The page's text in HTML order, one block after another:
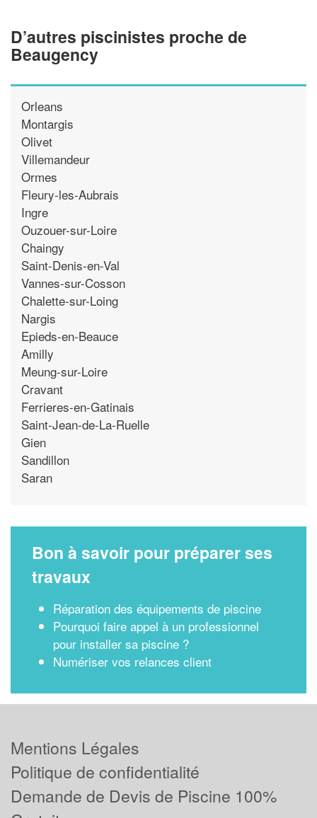
D’autres piscinistes proche de
Beaugency
Orleans
Montargis
Olivet
Villemandeur
Ormes
Fleury-les-Aubrais
Ingre
Ouzouer-sur-Loire
Chaingy
Saint-Denis-en-Val
Vannes-sur-Cosson
Chalette-sur-Loing
Nargis
Epieds-en-Beauce
Amilly
Meung-sur-Loire
Cravant
Ferrieres-en-Gatinais
Saint-Jean-de-La-Ruelle
Gien
Sandillon
Saran
Bon à savoir pour préparer ses
travaux
Réparation des équipements de piscine
Pourquoi faire appel à un professionnel
pour installer sa piscine ?
Numériser vos relances client
Mentions Légales
Politique de confidentialité
Demande de Devis de Piscine 100%